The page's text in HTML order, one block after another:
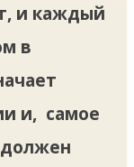
и каждый
в
и, самое